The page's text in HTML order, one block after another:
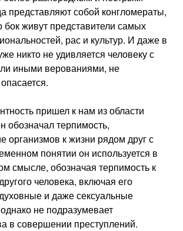
представляют собой конгломераты,
бок живут представители самых
рас и культур. И даже в
никто не удивляется человеку с
иными верованиями, не
пришел к нам из области
обозначал терпимость,
организмов к жизни рядом друг с
понятии он используется в
смысле, обозначая терпимость к
человека, включая его
и даже сексуальные
не подразумевает
в совершении преступлений.